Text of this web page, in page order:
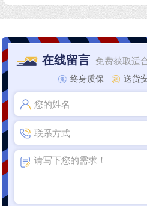
在线留言 免费获取适
终身质保 送货